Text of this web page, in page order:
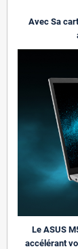
Avec Sa
Le ASUS
accélérant